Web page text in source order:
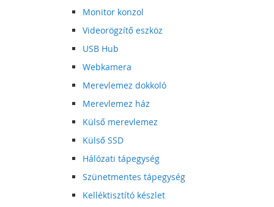
Monitor konzol
Videorögzítő eszköz
USB Hub
Webkamera
Merevlemez dokkoló
Merevlemez ház
Külső merevlemez
Külső SSD
Hálózati tápegység
Szünetmentes tápegység
Kelléktisztító készlet